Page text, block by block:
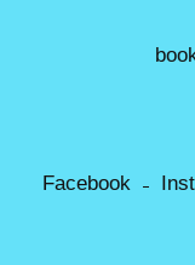
Facebook